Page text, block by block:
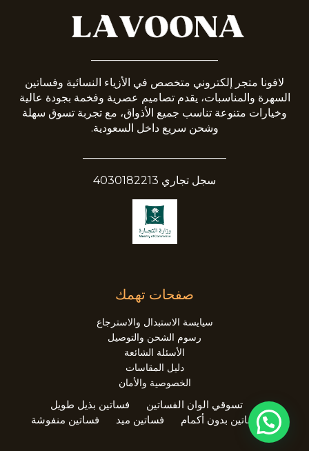
لافونا متجر إلكتروني متخصص في الأزياء النسائية وفساتين
السهرة والمناسبات، يقدم تصاميم عصرية وفخمة بجودة عالية
وخيارات متنوعة تناسب جميع الأذواق، مع تجربة تسوق سهلة
وشحن سريع داخل السعودية.
سجل تجاري 4030182213
صفحات تهمك
سيايسة الاستبدال والاسترجاع
رسوم الشحن والتوصيل
الأسئلة الشائعة
دليل المقاسات
الخصوصية والأمان
تسوقي الوان الفساتين
فساتين بذيل طويل
فساتين بدون أكمام
فساتين ميد فساتين منفوشة